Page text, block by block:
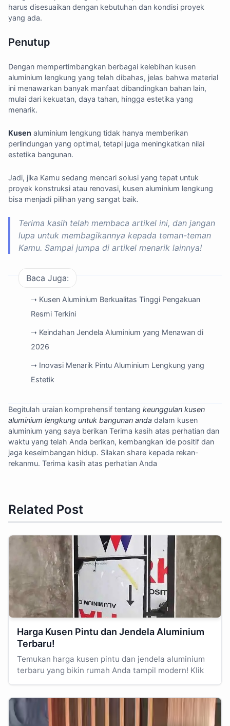
harus disesuaikan dengan kebutuhan dan kondisi proyek
yang ada.
Penutup
Dengan mempertimbangkan berbagai kelebihan kusen
aluminium lengkung yang telah dibahas, jelas bahwa material
ini menawarkan banyak manfaat dibandingkan bahan lain,
mulai dari kekuatan, daya tahan, hingga estetika yang
menarik.
Kusen aluminium lengkung tidak hanya memberikan
perlindungan yang optimal, tetapi juga meningkatkan nilai
estetika bangunan.
Jadi, jika Kamu sedang mencari solusi yang tepat untuk
proyek konstruksi atau renovasi, kusen aluminium lengkung
bisa menjadi pilihan yang sangat baik.
Terima kasih telah membaca artikel ini, dan jangan
lupa untuk membagikannya kepada teman-teman
Kamu. Sampai jumpa di artikel menarik lainnya!
Baca Juga:
➝ Kusen Aluminium Berkualitas Tinggi Pengakuan
Resmi Terkini
➝ Keindahan Jendela Aluminium yang Menawan di
2026
➝ Inovasi Menarik Pintu Aluminium Lengkung yang
Estetik
Begitulah uraian komprehensif tentang keunggulan kusen
aluminium lengkung untuk bangunan anda dalam kusen
aluminium yang saya berikan Terima kasih atas perhatian dan
waktu yang telah Anda berikan, kembangkan ide positif dan
jaga keseimbangan hidup. Silakan share kepada rekan-
rekanmu. Terima kasih atas perhatian Anda
Related Post
Harga Kusen Pintu dan Jendela Aluminium
Terbaru!
Temukan harga kusen pintu dan jendela aluminium
terbaru yang bikin rumah Anda tampil modern! Klik